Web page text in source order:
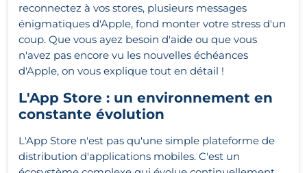
reconnectez à vos stores, plusieurs messages
énigmatiques d'Apple, fond monter votre stress d'un
coup. Que vous ayez besoin d'aide ou que vous
n'avez pas encore vu les nouvelles échéances
d'Apple, on vous explique tout en détail !
L'App Store : un environnement en
constante évolution
L'App Store n'est pas qu'une simple plateforme de
distribution d'applications mobiles. C'est un